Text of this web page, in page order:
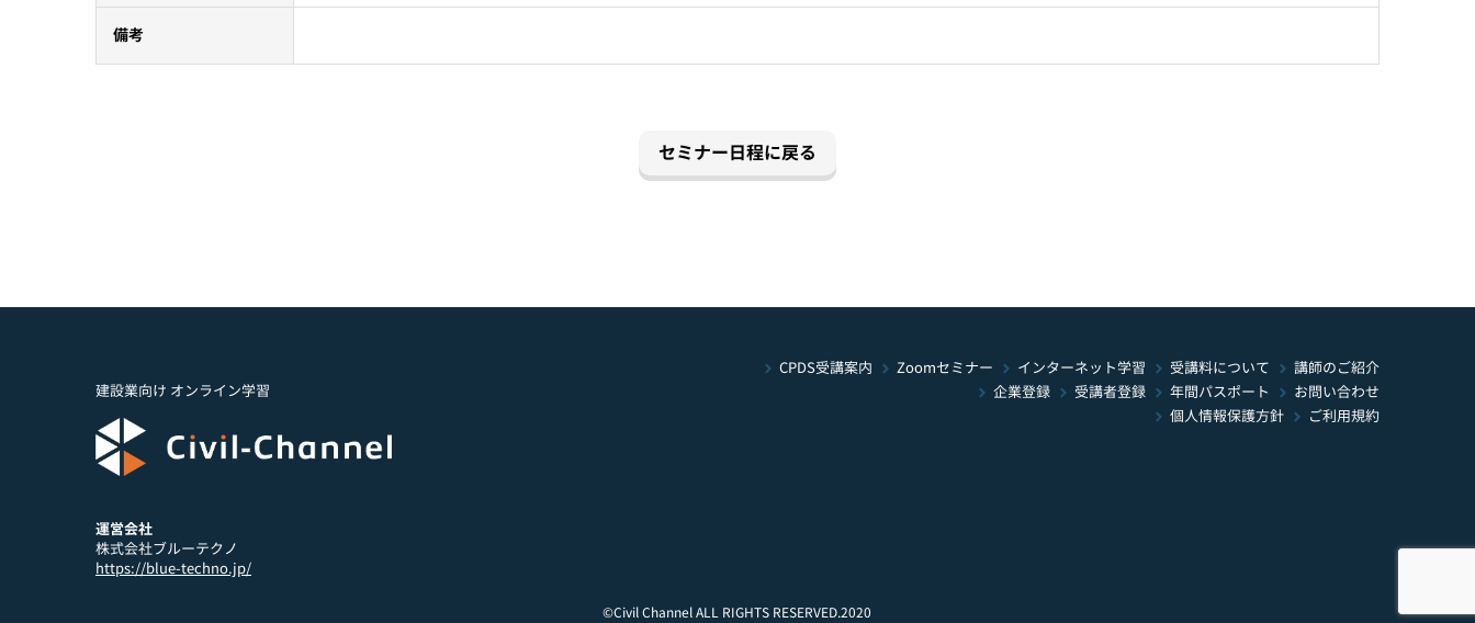
備考
セミナー日程に戻る
建設業向け オンライン学習
運営会社
株式会社ブルーテクノ
https://blue-techno.jp/
CPDS受講案内 Zoomセミナー インターネット学習 受講料について 講師のご紹介
企業登録 受講者登録 年間パスポート お問い合わせ
個人情報保護方針 ご利用規約
©Civil Channel ALL RIGHTS RESERVED.2020